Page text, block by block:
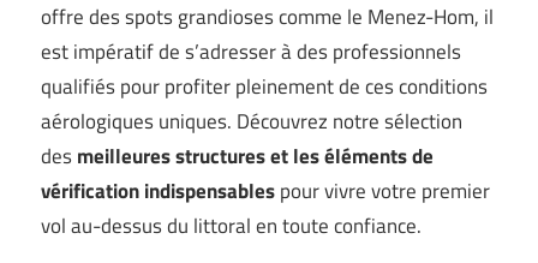
offre des spots grandioses comme le Menez-Hom, il
est impératif de s’adresser à des professionnels
qualifiés pour profiter pleinement de ces conditions
aérologiques uniques. Découvrez notre sélection
desmeilleures structures et les éléments de
vérification indispensablespour vivre votre premier
vol au-dessus du littoral en toute confiance.